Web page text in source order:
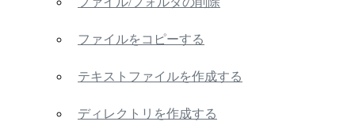
ファイルをコピーする
テキストファイルを作成する
ディレクトリを作成する